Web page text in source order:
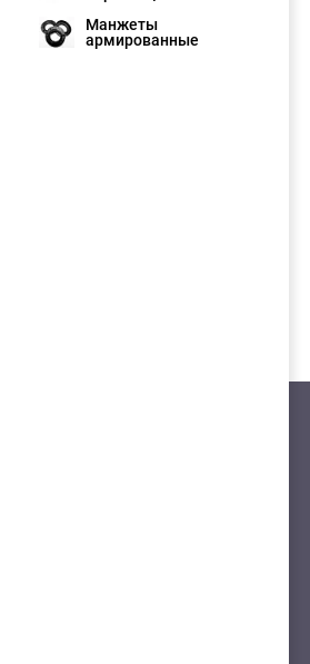
Манжеты
армированные